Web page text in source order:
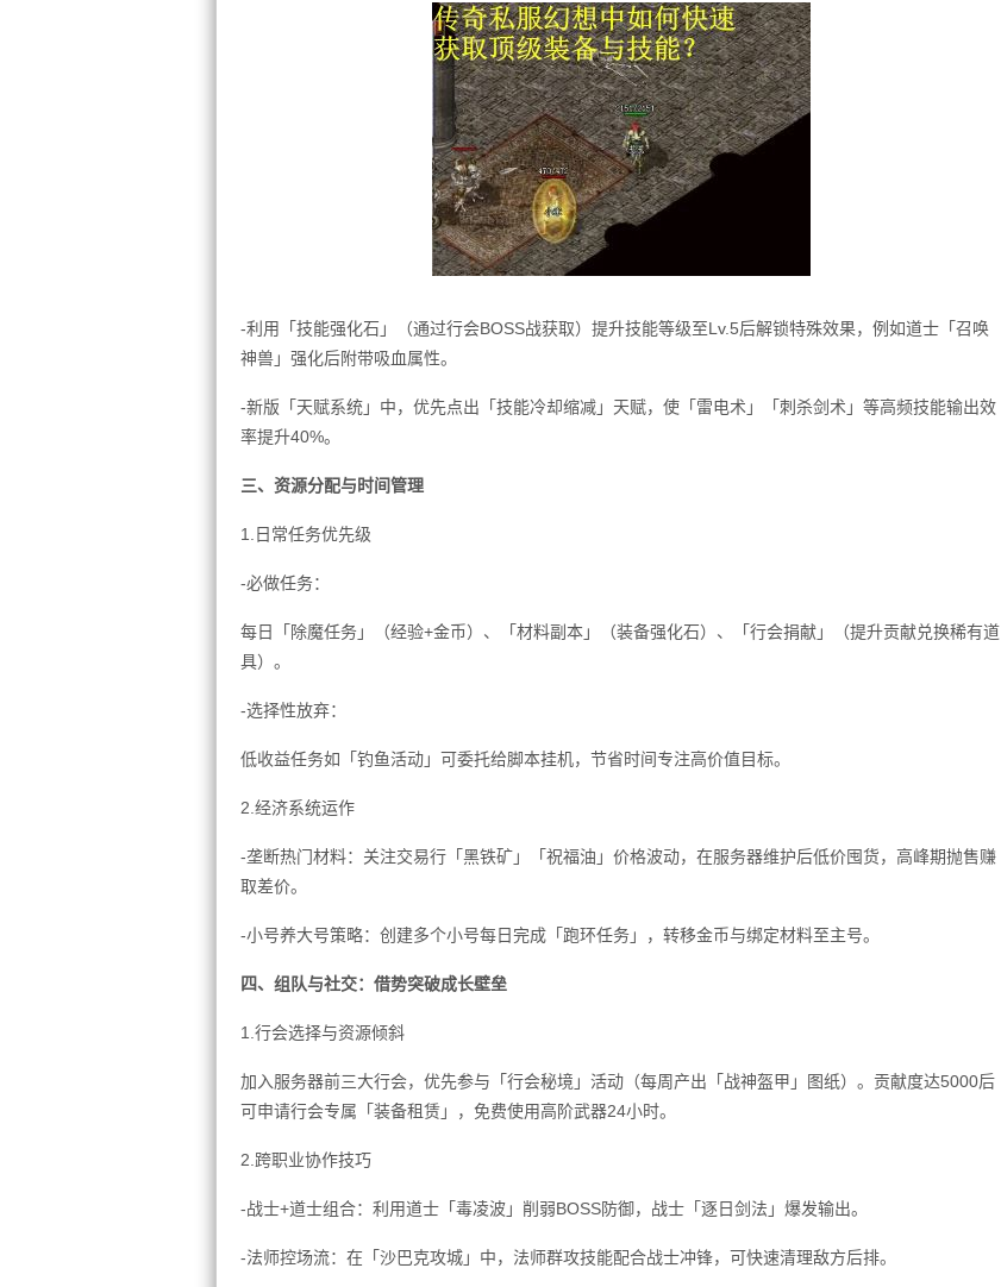
-利用「技能强化石」（通过行会BOSS战获取）提升技能等级至Lv.5后解锁特殊效果，例如道士「召唤
神兽」强化后附带吸血属性。
-新版「天赋系统」中，优先点出「技能冷却缩减」天赋，使「雷电术」「刺杀剑术」等高频技能输出效
率提升40%。
三、资源分配与时间管理
1.日常任务优先级
-必做任务：
每日「除魔任务」（经验+金币）、「材料副本」（装备强化石）、「行会捐献」（提升贡献兑换稀有道
具）。
-选择性放弃：
低收益任务如「钓鱼活动」可委托给脚本挂机，节省时间专注高价值目标。
2.经济系统运作
-垄断热门材料：关注交易行「黑铁矿」「祝福油」价格波动，在服务器维护后低价囤货，高峰期抛售赚
取差价。
-小号养大号策略：创建多个小号每日完成「跑环任务」，转移金币与绑定材料至主号。
四、组队与社交：借势突破成长壁垒
1.行会选择与资源倾斜
加入服务器前三大行会，优先参与「行会秘境」活动（每周产出「战神盔甲」图纸）。贡献度达5000后
可申请行会专属「装备租赁」，免费使用高阶武器24小时。
2.跨职业协作技巧
-战士+道士组合：利用道士「毒凌波」削弱BOSS防御，战士「逐日剑法」爆发输出。
-法师控场流：在「沙巴克攻城」中，法师群攻技能配合战士冲锋，可快速清理敌方后排。